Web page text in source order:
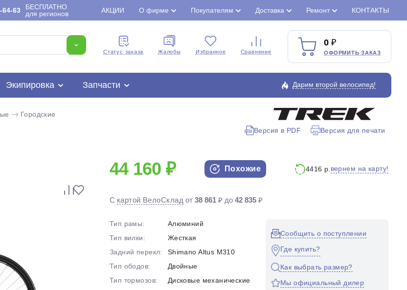
64-63
БЕСПЛАТНО
для регионов
АКЦИИ О фирме Покупателям Доставка Ремонт КОНТАКТЫ
Cтатус заказа Жалобы Избранное Сравнение
0
ОФОРМИТЬ ЗАКАЗ
Экипировка Запчасти Дарим второй велосипед!
Городские
Версия в PDF Версия для печати
44 160 ₽ Похожие 4416 р. вернем на карту!
С картой ВелоСклад от38 861 ₽ до42 835 ₽
Тип рамы:
Алюминий
Тип вилки:
Жесткая
Задний перекл:
Shimano Altus M310
Тип ободов:
Двойные
Тип тормозов:
Дисковые механические
Сообщить о поступлении
Где купить?
Как выбрать размер?
Мы официальный дилер
без переплат
платежей